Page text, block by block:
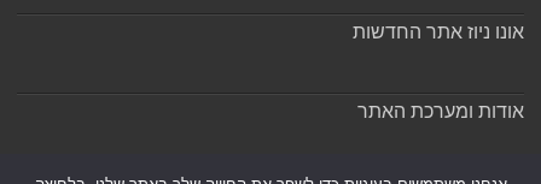
אונו ניוז אתר החדשות
אודות ומערכת האתר